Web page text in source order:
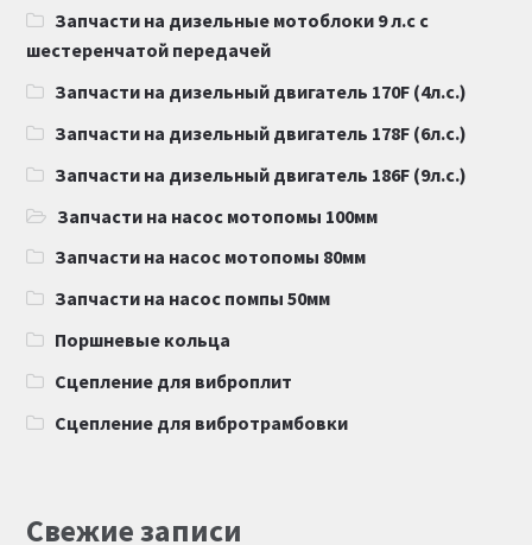
Запчасти на дизельные мотоблоки 9 л.с с
шестеренчатой передачей
Запчасти на дизельный двигатель 170F (4л.с.)
Запчасти на дизельный двигатель 178F (6л.с.)
Запчасти на дизельный двигатель 186F (9л.с.)
Запчасти на насос мотопомы 100мм
Запчасти на насос мотопомы 80мм
Запчасти на насос помпы 50мм
Поршневые кольца
Сцепление для виброплит
Сцепление для вибротрамбовки
Свежие записи